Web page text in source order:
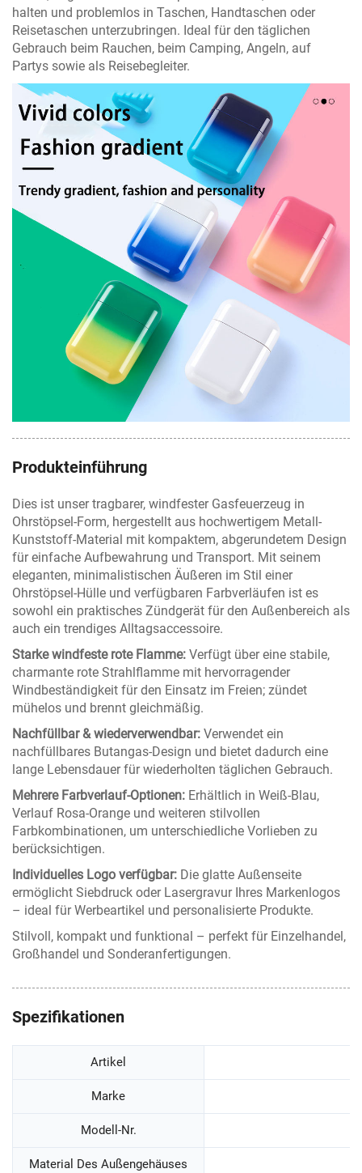
halten und problemlos in Taschen, Handtaschen oder
Reisetaschen unterzubringen. Ideal für den täglichen
Gebrauch beim Rauchen, beim Camping, Angeln, auf
Partys sowie als Reisebegleiter.
Produkteinführung
Dies ist unser tragbarer, windfester Gasfeuerzeug in
Ohrstöpsel-Form, hergestellt aus hochwertigem Metall-
Kunststoff-Material mit kompaktem, abgerundetem Design
für einfache Aufbewahrung und Transport. Mit seinem
eleganten, minimalistischen Äußeren im Stil einer
Ohrstöpsel-Hülle und verfügbaren Farbverläufen ist es
sowohl ein praktisches Zündgerät für den Außenbereich als
auch ein trendiges Alltagsaccessoire.
Starke windfeste rote Flamme: Verfügt über eine stabile,
charmante rote Strahlflamme mit hervorragender
Windbeständigkeit für den Einsatz im Freien; zündet
mühelos und brennt gleichmäßig.
Nachfüllbar & wiederverwendbar: Verwendet ein
nachfüllbares Butangas-Design und bietet dadurch eine
lange Lebensdauer für wiederholten täglichen Gebrauch.
Mehrere Farbverlauf-Optionen: Erhältlich in Weiß-Blau,
Verlauf Rosa-Orange und weiteren stilvollen
Farbkombinationen, um unterschiedliche Vorlieben zu
berücksichtigen.
Individuelles Logo verfügbar: Die glatte Außenseite
ermöglicht Siebdruck oder Lasergravur Ihres Markenlogos
– ideal für Werbeartikel und personalisierte Produkte.
Stilvoll, kompakt und funktional – perfekt für Einzelhandel,
Großhandel und Sonderanfertigungen.
Spezifikationen
Artikel
Marke
Modell-Nr.
Material Des Außengehäuses